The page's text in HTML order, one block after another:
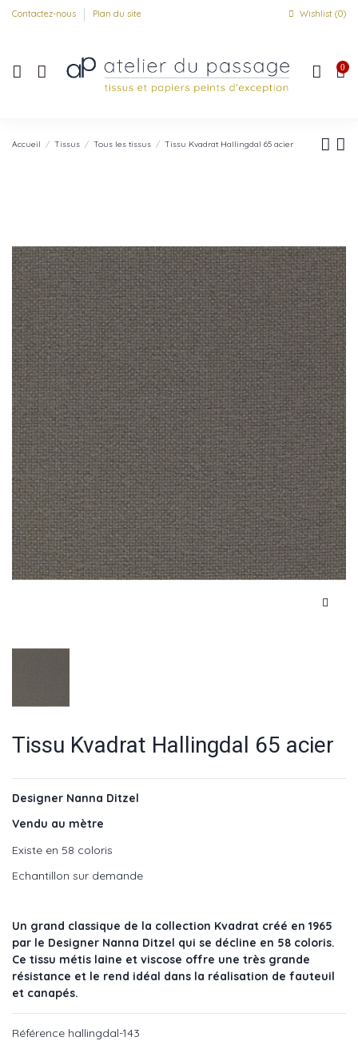
Contactez-nous Plan du site Wishlist (0)
0
Accueil Tissus Tous les tissus Tissu Kvadrat Hallingdal 65 acier
Tissu Kvadrat Hallingdal 65 acier
Designer Nanna Ditzel
Vendu au mètre
Existe en 58 coloris
Echantillon sur demande
Un grand classique de la collection Kvadrat créé en 1965
par le Designer Nanna Ditzel qui se décline en 58 coloris.
Ce tissu métis laine et viscose offre une très grande
résistance et le rend idéal dans la réalisation de fauteuil
et canapés.
Référence hallingdal-143